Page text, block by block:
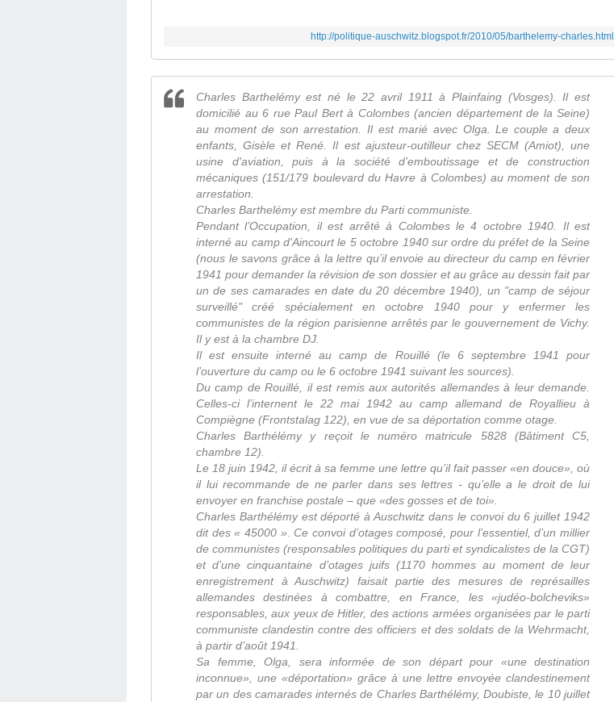
http://politique-auschwitz.blogspot.fr/2010/05/barthelemy-charles.html
Charles Barthelémy est né le 22 avril 1911 à Plainfaing (Vosges). Il est
domicilié au 6 rue Paul Bert à Colombes (ancien département de la Seine)
au moment de son arrestation. Il est marié avec Olga. Le couple a deux
enfants, Gisèle et René. Il est ajusteur-outilleur chez SECM (Amiot), une
usine d'aviation, puis à la société d’emboutissage et de construction
mécaniques (151/179 boulevard du Havre à Colombes) au moment de son
arrestation.
Charles Barthelémy est membre du Parti communiste.
Pendant l’Occupation, il est arrêté à Colombes le 4 octobre 1940. Il est
interné au camp d'Aincourt le 5 octobre 1940 sur ordre du préfet de la Seine
(nous le savons grâce à la lettre qu’il envoie au directeur du camp en février
1941 pour demander la révision de son dossier et au grâce au dessin fait par
un de ses camarades en date du 20 décembre 1940), un "camp de séjour
surveillé" créé spécialement en octobre 1940 pour y enfermer les
communistes de la région parisienne arrêtés par le gouvernement de Vichy.
Il y est à la chambre DJ.
Il est ensuite interné au camp de Rouillé (le 6 septembre 1941 pour
l’ouverture du camp ou le 6 octobre 1941 suivant les sources).
Du camp de Rouillé, il est remis aux autorités allemandes à leur demande.
Celles-ci l’internent le 22 mai 1942 au camp allemand de Royallieu à
Compiègne (Frontstalag 122), en vue de sa déportation comme otage.
Charles Barthélémy y reçoit le numéro matricule 5828 (Bâtiment C5,
chambre 12).
Le 18 juin 1942, il écrit à sa femme une lettre qu’il fait passer «en douce», où
il lui recommande de ne parler dans ses lettres - qu’elle a le droit de lui
envoyer en franchise postale – que «des gosses et de toi».
Charles Barthélémy est déporté à Auschwitz dans le convoi du 6 juillet 1942
dit des « 45000 ». Ce convoi d’otages composé, pour l’essentiel, d’un millier
de communistes (responsables politiques du parti et syndicalistes de la CGT)
et d’une cinquantaine d’otages juifs (1170 hommes au moment de leur
enregistrement à Auschwitz) faisait partie des mesures de représailles
allemandes destinées à combattre, en France, les «judéo-bolcheviks»
responsables, aux yeux de Hitler, des actions armées organisées par le parti
communiste clandestin contre des officiers et des soldats de la Wehrmacht,
à partir d’août 1941.
Sa femme, Olga, sera informée de son départ pour «une destination
inconnue», une «déportation» grâce à une lettre envoyée clandestinement
par un des camarades internés de Charles Barthélémy, Doubiste, le 10 juillet